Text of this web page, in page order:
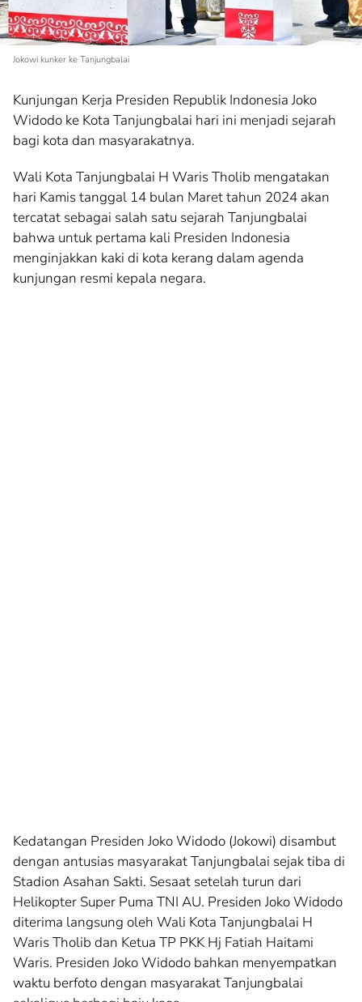
Jokowi kunker ke Tanjungbalai
Kunjungan Kerja Presiden Republik Indonesia Joko
Widodo ke Kota Tanjungbalai hari ini menjadi sejarah
bagi kota dan masyarakatnya.
Wali Kota Tanjungbalai H Waris Tholib mengatakan
hari Kamis tanggal 14 bulan Maret tahun 2024 akan
tercatat sebagai salah satu sejarah Tanjungbalai
bahwa untuk pertama kali Presiden Indonesia
menginjakkan kaki di kota kerang dalam agenda
kunjungan resmi kepala negara.
Kedatangan Presiden Joko Widodo (Jokowi) disambut
dengan antusias masyarakat Tanjungbalai sejak tiba di
Stadion Asahan Sakti. Sesaat setelah turun dari
Helikopter Super Puma TNI AU. Presiden Joko Widodo
diterima langsung oleh Wali Kota Tanjungbalai H
Waris Tholib dan Ketua TP PKK Hj Fatiah Haitami
Waris. Presiden Joko Widodo bahkan menyempatkan
waktu berfoto dengan masyarakat Tanjungbalai